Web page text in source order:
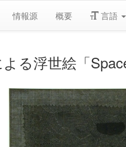
情報源 概要 言語
る浮世絵「